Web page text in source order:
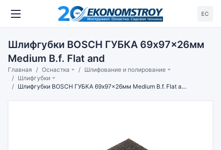
ЕС
Шлифгубки BOSCH ГУБКА 69x97x26мм
Medium B.f. Flat and
Главная Оснастка
Шлифование и полирование
Шлифгубки
Шлифгубки BOSCH ГУБКА 69x97x26мм Medium B.f. Flat and